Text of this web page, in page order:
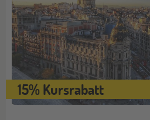
15% Kursrabatt